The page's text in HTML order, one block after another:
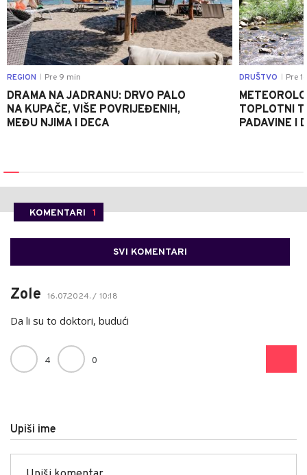
REGION Pre 9 min
DRAMA NA JADRANU: DRVO PALO
NA KUPAČE, VIŠE POVRIJEĐENIH,
MEĐU NJIMA I DECA
DRUŠTVO Pre
TOPLOTNI
PADAVINE I
KOMENTARI 1
SVI KOMENTARI
Zole 16.07.2024. / 10:18
Da li su to doktori, budući
4 0
Upiši ime